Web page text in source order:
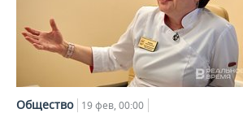
Общество 19 фев, 00:00